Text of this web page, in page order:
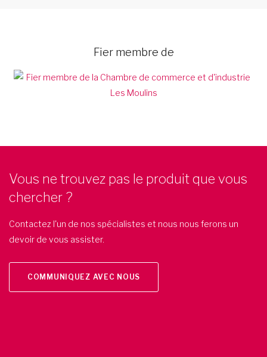
Fier membre de
Vous ne trouvez pas le produit que vous
chercher ?
Contactez l'un de nos spécialistes et nous nous ferons un
devoir de vous assister.
COMMUNIQUEZ AVEC NOUS